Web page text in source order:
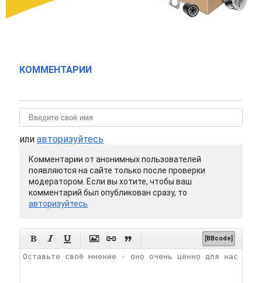
КОММЕНТАРИИ
или авторизуйтесь
Комментарии от анонимных пользователей
появляются на сайте только после проверки
модератором. Если вы хотите, чтобы ваш
комментарий был опубликован сразу, то
авторизуйтесь
      [BBcode]